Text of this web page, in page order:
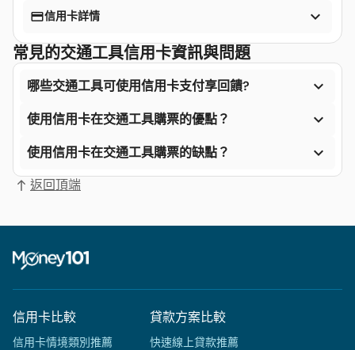
信用卡詳情 
常見的交通工具信用卡資訊與問題
哪些交通工具可使用信用卡支付享回饋? 
使用信用卡在交通工具購票的優點？ 
使用信用卡在交通工具購票的缺點？ 
返回頂端
信用卡比較
信用卡情境類別推薦
貸款方案比較
快速線上貸款推薦